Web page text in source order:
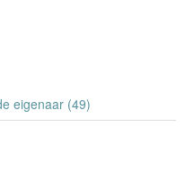
eigenaar (49)